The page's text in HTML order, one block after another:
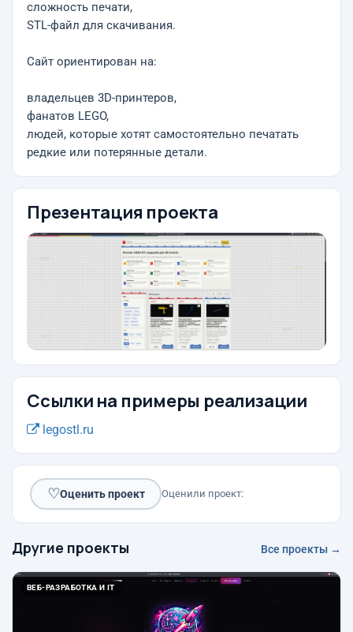
сложность печати,
STL-файл для скачивания.
Сайт ориентирован на:
владельцев 3D-принтеров,
фанатов LEGO,
людей, которые хотят самостоятельно печатать
редкие или потерянные детали.
Презентация проекта
Ссылки на примеры реализации
legostl.ru
♡Оценить проект Оценили проект:
Другие проекты Все проекты →
ВЕБ-РАЗРАБОТКА И IT